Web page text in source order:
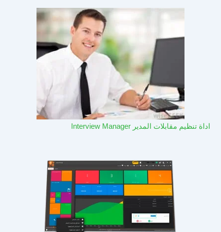
اداة تنظيم مقابلات المدير Interview Manager